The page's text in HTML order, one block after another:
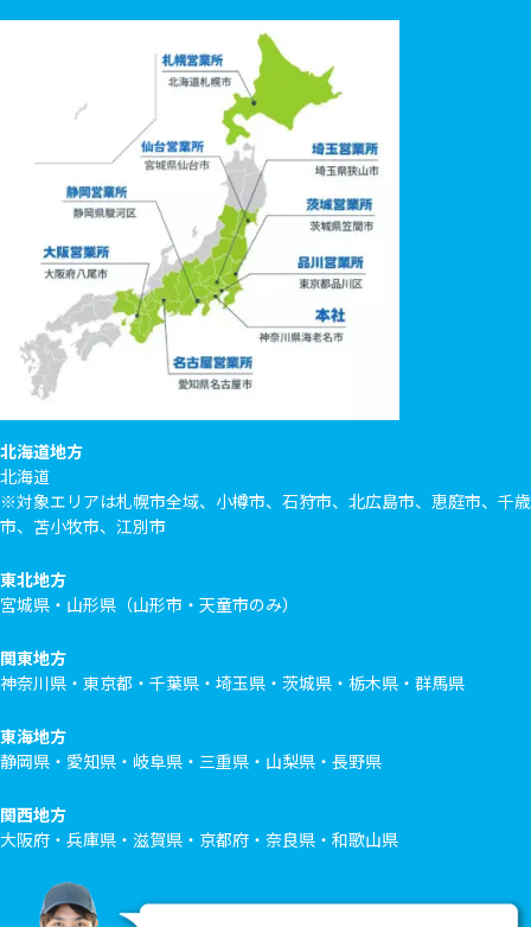
北海道地方
北海道
※対象エリアは札幌市全域、小樽市、石狩市、北広島市、恵庭市、千歳
市、苫小牧市、江別市
東北地方
宮城県・山形県（山形市・天童市のみ）
関東地方
神奈川県・東京都・千葉県・埼玉県・茨城県・栃木県・群馬県
東海地方
静岡県・愛知県・岐阜県・三重県・山梨県・長野県
関西地方
大阪府・兵庫県・滋賀県・京都府・奈良県・和歌山県